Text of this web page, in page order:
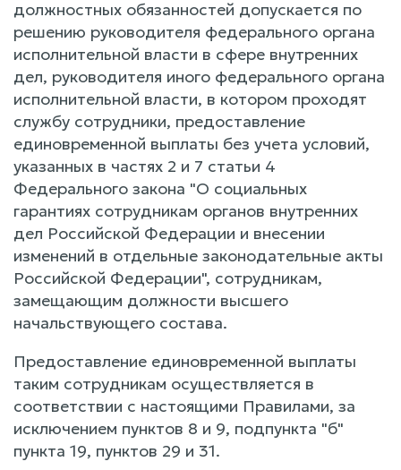
должностных обязанностей допускается по
решению руководителя федерального органа
исполнительной власти в сфере внутренних
дел, руководителя иного федерального органа
исполнительной власти, в котором проходят
службу сотрудники, предоставление
единовременной выплаты без учета условий,
указанных в частях 2 и 7 статьи 4
Федерального закона "О социальных
гарантиях сотрудникам органов внутренних
дел Российской Федерации и внесении
изменений в отдельные законодательные акты
Российской Федерации", сотрудникам,
замещающим должности высшего
начальствующего состава.
Предоставление единовременной выплаты
таким сотрудникам осуществляется в
соответствии с настоящими Правилами, за
исключением пунктов 8 и 9, подпункта "б"
пункта 19, пунктов 29 и 31.